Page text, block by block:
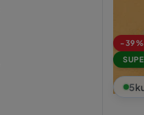
-39%
5